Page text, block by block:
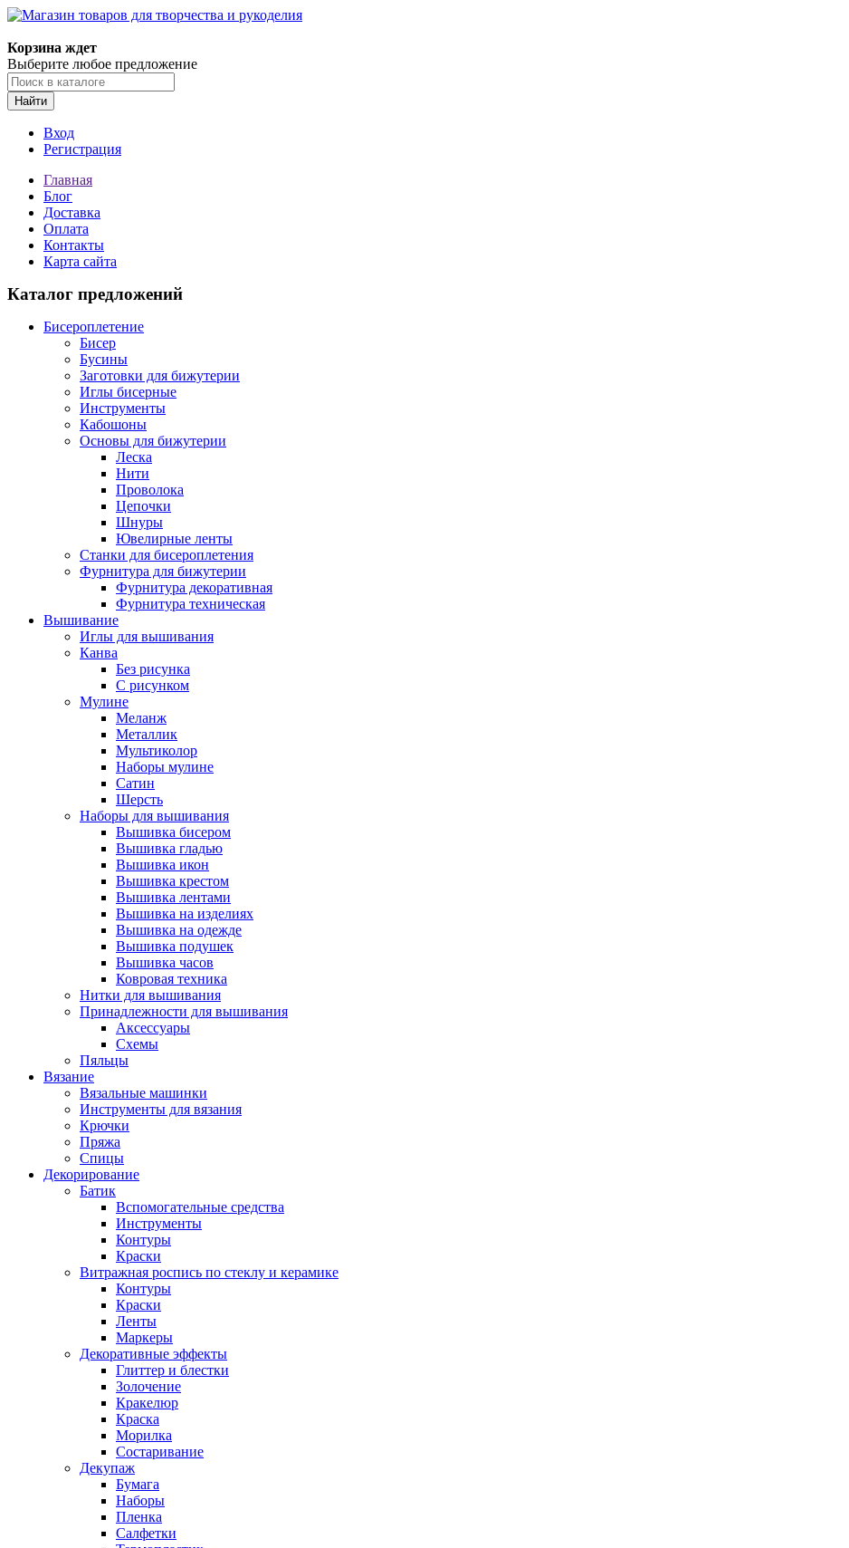
Корзина ждет
Выберите любое предложение
Найти
Вход
Регистрация
Главная
Блог
Доставка
Оплата
Контакты
Карта сайта
Каталог предложений
Бисероплетение
Бисер
Бусины
Заготовки для бижутерии
Иглы бисерные
Инструменты
Кабошоны
Основы для бижутерии
Леска
Нити
Проволока
Цепочки
Шнуры
Ювелирные ленты
Станки для бисероплетения
Фурнитура для бижутерии
Фурнитура декоративная
Фурнитура техническая
Вышивание
Иглы для вышивания
Канва
Без рисунка
С рисунком
Мулине
Меланж
Металлик
Мультиколор
Наборы мулине
Сатин
Шерсть
Наборы для вышивания
Вышивка бисером
Вышивка гладью
Вышивка икон
Вышивка крестом
Вышивка лентами
Вышивка на изделиях
Вышивка на одежде
Вышивка подушек
Вышивка часов
Ковровая техника
Нитки для вышивания
Принадлежности для вышивания
Аксессуары
Схемы
Пяльцы
Вязание
Вязальные машинки
Инструменты для вязания
Крючки
Пряжа
Спицы
Декорирование
Батик
Вспомогательные средства
Инструменты
Контуры
Краски
Витражная роспись по стеклу и керамике
Контуры
Краски
Ленты
Маркеры
Декоративные эффекты
Глиттер и блестки
Золочение
Кракелюр
Краска
Морилка
Состаривание
Декупаж
Бумага
Наборы
Пленка
Салфетки